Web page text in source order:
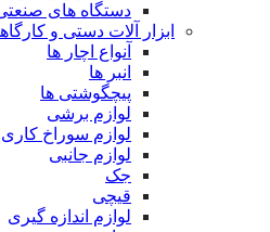
دستگاه های
ابزار آلات دستی و
آنواع اچار ها
انبر ها
پیچگوشتی ها
لوازم برشی
لوازم سوراخ کاری
لوازم جانبی
جک
قیچی
لوازم اندازه گیری